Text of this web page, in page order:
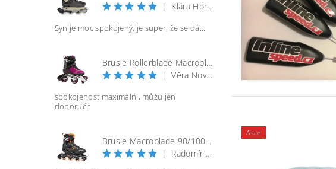
|
Klára Horáčková
Syn je moc spokojený, je super, že se dá...
Brusle Rollerblade Macroblade 100 3WD W - vel. 40
|
Věra Nováková
spokojenost maximální, můžu jen
doporučit
Brusle Macroblade 90/100 BOA - černá/orange
|
Radomír Bureš
Akce